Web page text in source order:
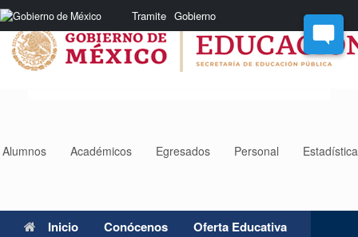
Nota:
este
sitio
web
incluye
Tramite Gobierno
Saltar
al
contenido
Alumnos Académicos Egresados Personal
Inicio Conócenos
Oferta Educativa